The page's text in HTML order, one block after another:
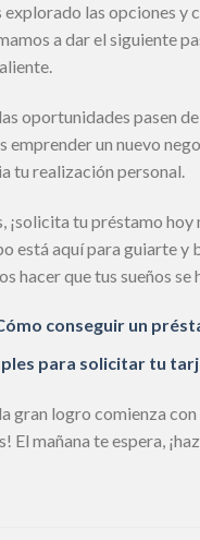
explorado las opciones y
a dar el siguiente
oportunidades pasen
emprender un nuevo
tu realización personal.
¡solicita tu préstamo
está aquí para guiarte y
hacer que tus sueños se
conseguir un
para solicitar tu
gran logro comienza
El mañana te espera,